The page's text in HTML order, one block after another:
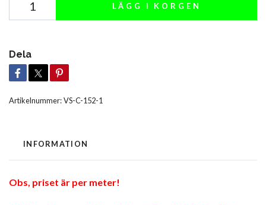
LÄGG I KORGEN
Dela
Artikelnummer:VS-C-152-1
INFORMATION
Obs, priset är per meter!